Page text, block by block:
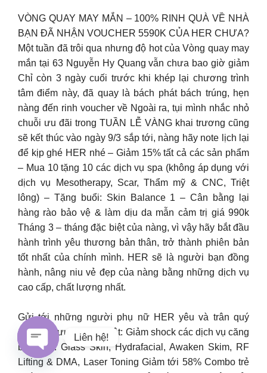
VÒNG QUAY MAY MẮN – 100% RINH QUÀ VỀ NHÀ
BẠN ĐÃ NHẬN VOUCHER 5590K CỦA HER CHƯA?
Một tuần đã trôi qua nhưng độ hot của Vòng quay may
mắn tại 63 Nguyễn Hy Quang vẫn chưa bao giờ giảm
Chỉ còn 3 ngày cuối trước khi khép lại chương trình
tâm điểm này, đã quay là bách phát bách trúng, hẹn
nàng đến rinh voucher về Ngoài ra, tụi mình nhắc nhỏ
chuỗi ưu đãi trong TUẦN LỄ VÀNG khai trương cũng
sẽ kết thúc vào ngày 9/3 sắp tới, nàng hãy note lịch lại
để kịp ghé HER nhé – Giảm 15% tất cả các sản phẩm
– Mua 10 tặng 10 các dịch vụ spa (không áp dụng với
dịch vụ Mesotherapy, Scar, Thẩm mỹ & CNC, Triệt
lông) – Tặng buổi: Skin Balance 1 – Cân bằng lại
hàng rào bảo vệ & làm dịu da mẫn cảm trị giá 990k
Tháng 3 – tháng đặc biệt của nàng, vì vậy hãy bắt đầu
hành trình yêu thương bản thân, trở thành phiên bản
tốt nhất của chính mình. HER sẽ là người bạn đồng
hành, nâng niu vẻ đẹp của nàng bằng những dịch vụ
cao cấp, chất lượng nhất.
Gửi tới những người phụ nữ HER yêu và trân quý
món quà ưu đãi đặc biệt: Giảm shock các dịch vụ căng
bóng da: Glass Skin, Hydrafacial, Awaken Skim, RF
Lifting & DMA, Laser Toning Giảm tới 58% Combo trẻ
Liên hệ!
Open